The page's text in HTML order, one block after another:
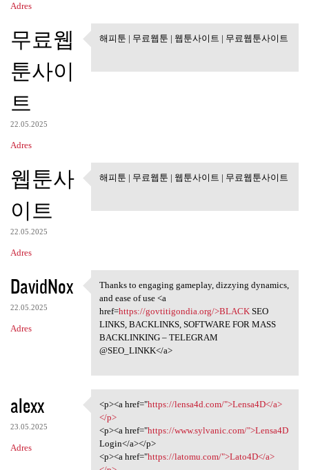
Adres
무료웹
툰사이
트
22.05.2025
Adres
해피툰 | 무료웹툰 | 웹툰사이트 |
해피툰 | 무료웹툰 | 웹툰사이트 | 무료웹툰사이트
웹툰사
이트
22.05.2025
Adres
해피툰 | 무료웹툰 | 웹툰사이트 |
해피툰 | 무료웹툰 | 웹툰사이트 | 무료웹툰사이트
DavidNox
22.05.2025
Adres
Thanks to engaging gameplay,
Thanks to engaging gameplay, dizzying dynamics,
and ease of use <a
href=https://govtitigondia.org/>BLACKSEO
LINKS, BACKLINKS, SOFTWARE FOR MASS
BACKLINKING – TELEGRAM
@SEO_LINKK</a>
alexx
23.05.2025
Adres
<p><a href="https://lensa4d
<p><a href="https://lensa4d.com/">Lensa4D</a>
</p>
<p><a href="https://www.sylvanic.com/">Lensa4D
Login</a></p>
<p><a href="https://latomu.com/">Lato4D</a>